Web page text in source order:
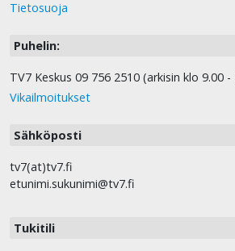
Tietosuoja
Puhelin:
TV7 Keskus 09 756 2510 (arkisin klo 9.00
Vikailmoitukset
Sähköposti
tv7(at)tv7.fi
etunimi.sukunimi@tv7.fi
Tukitili